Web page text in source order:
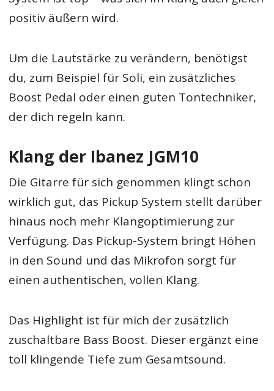
positiv äußern wird.
Um die Lautstärke zu verändern, benötigst
du, zum Beispiel für Soli, ein zusätzliches
Boost Pedal oder einen guten Tontechniker,
der dich regeln kann.
Klang der Ibanez JGM10
Die Gitarre für sich genommen klingt schon
wirklich gut, das Pickup System stellt darüber
hinaus noch mehr Klangoptimierung zur
Verfügung. Das Pickup-System bringt Höhen
in den Sound und das Mikrofon sorgt für
einen authentischen, vollen Klang.
Das Highlight ist für mich der zusätzlich
zuschaltbare Bass Boost. Dieser ergänzt eine
toll klingende Tiefe zum Gesamtsound.